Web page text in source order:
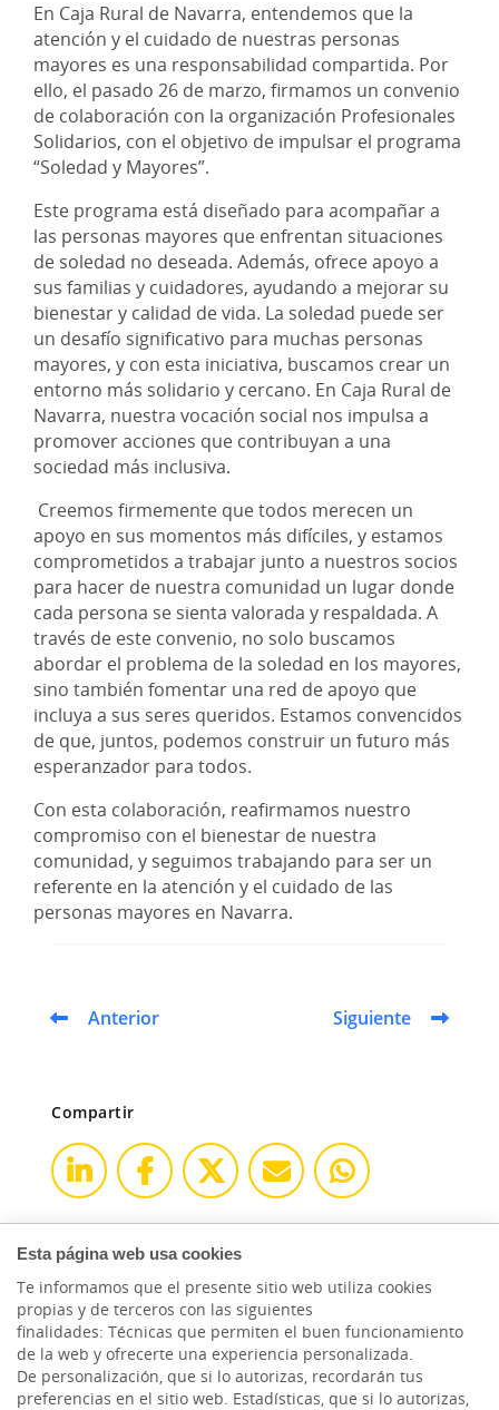
Esta página web usa cookies
Te informamos que el presente sitio web utiliza cookies
propias y de terceros con las siguientes
finalidades: Técnicas que permiten el buen funcionamiento
de la web y ofrecerte una experiencia personalizada.
De personalización, que si lo autorizas, recordarán tus
preferencias en el sitio web. Estadísticas, que si lo autorizas,
En Caja Rural de Navarra, entendemos que la
atención y el cuidado de nuestras personas
mayores es una responsabilidad compartida. Por
ello, el pasado 26 de marzo, firmamos un convenio
de colaboración con la organización Profesionales
Solidarios, con el objetivo de impulsar el programa
“Soledad y Mayores”.
Este programa está diseñado para acompañar a
las personas mayores que enfrentan situaciones
de soledad no deseada. Además, ofrece apoyo a
sus familias y cuidadores, ayudando a mejorar su
bienestar y calidad de vida. La soledad puede ser
un desafío significativo para muchas personas
mayores, y con esta iniciativa, buscamos crear un
entorno más solidario y cercano. En Caja Rural de
Navarra, nuestra vocación social nos impulsa a
promover acciones que contribuyan a una
sociedad más inclusiva.
Creemos firmemente que todos merecen un
apoyo en sus momentos más difíciles, y estamos
comprometidos a trabajar junto a nuestros socios
para hacer de nuestra comunidad un lugar donde
cada persona se sienta valorada y respaldada. A
través de este convenio, no solo buscamos
abordar el problema de la soledad en los mayores,
sino también fomentar una red de apoyo que
incluya a sus seres queridos. Estamos convencidos
de que, juntos, podemos construir un futuro más
esperanzador para todos.
Con esta colaboración, reafirmamos nuestro
compromiso con el bienestar de nuestra
comunidad, y seguimos trabajando para ser un
referente en la atención y el cuidado de las
personas mayores en Navarra.
Anterior Siguiente
Compartir